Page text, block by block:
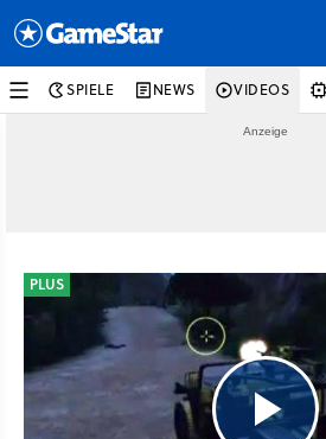
SPIELE NEWS VIDEOS
PLUS